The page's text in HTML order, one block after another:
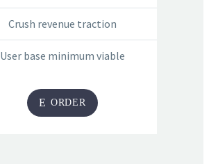
Crush revenue traction
User base minimum viable
E ORDER